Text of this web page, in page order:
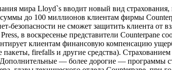
мира Lloyd`s вводит новый вид
до 100 миллионов клиентам фирмы
безопасности не сможет защитить клиента от
в воскресенье представители Counterpane
клиентам финансовую компенсацию
firefalls и другие средства).
— более дорогие — программы